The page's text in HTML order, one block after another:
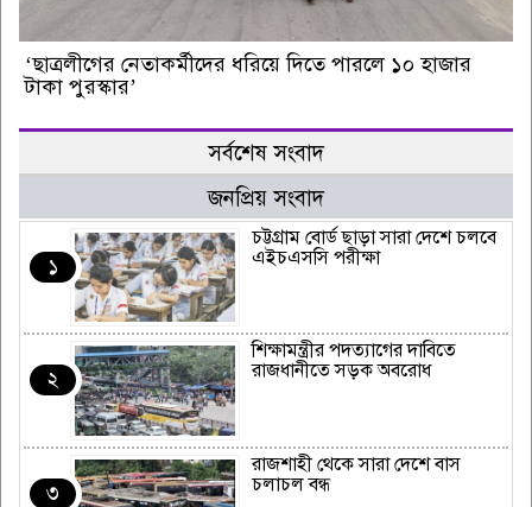
‘ছাত্রলীগের নেতাকর্মীদের ধরিয়ে দিতে পারলে ১০ হাজার
টাকা পুরস্কার’
সর্বশেষ সংবাদ
জনপ্রিয় সংবাদ
১
চট্টগ্রাম বোর্ড ছাড়া সারা দেশে চলবে
এইচএসসি পরীক্ষা
২
শিক্ষামন্ত্রীর পদত্যাগের দাবিতে
রাজধানীতে সড়ক অবরোধ
৩
রাজশাহী থেকে সারা দেশে বাস
চলাচল বন্ধ